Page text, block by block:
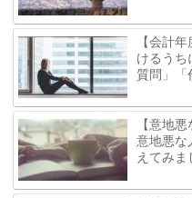
【会計
けるうち
質問」「
【意地
意地悪な
えてみま